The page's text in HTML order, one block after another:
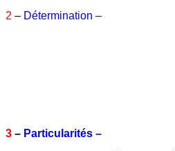
2 – Détermination –
3 – Particularités –